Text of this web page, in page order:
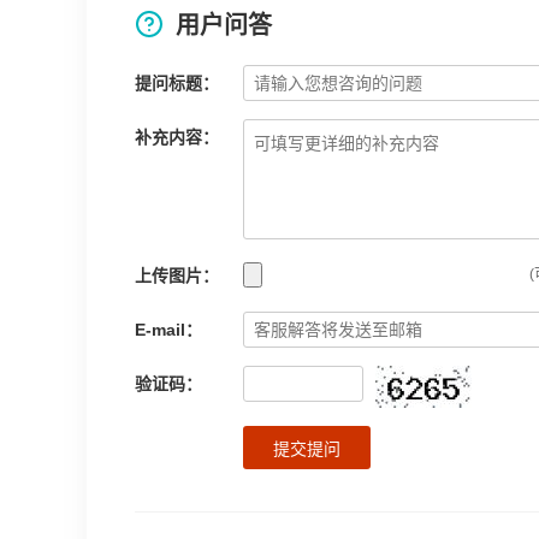
用户问答
提问标题：
补充内容：
上传图片： (
E-mail：
验证码：
提交提问